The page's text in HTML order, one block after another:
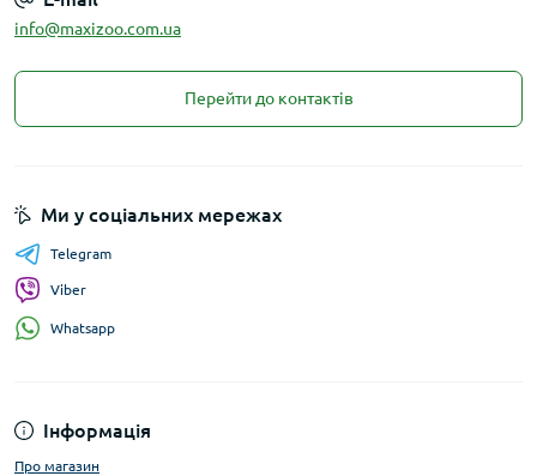
info@maxizoo.com.ua
Перейти до контактів
Інформація
Про магазин
Ми у соціальних мережах
Telegram
Viber
Whatsapp